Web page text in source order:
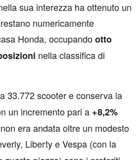
sua interezza ha ottenuto un
numericamente
Honda, occupandootto
nella classifica di
33.772 scooter e conserva la
un incremento pari a +8,2%
era andata oltre un modesto
Liberty e Vespa (con la